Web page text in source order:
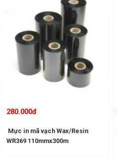
280.000đ
Mực in mã vạch Wax/Resin
WR369 110mmx300m